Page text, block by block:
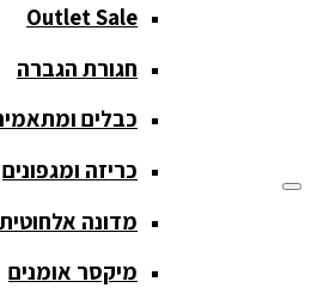
ציוד הגברה
Outlet Sale
חגורת הגברה
כבלים ומתאמים
כריזה ומגפונים
מדונה אלחוטית
מיקסר אומנים